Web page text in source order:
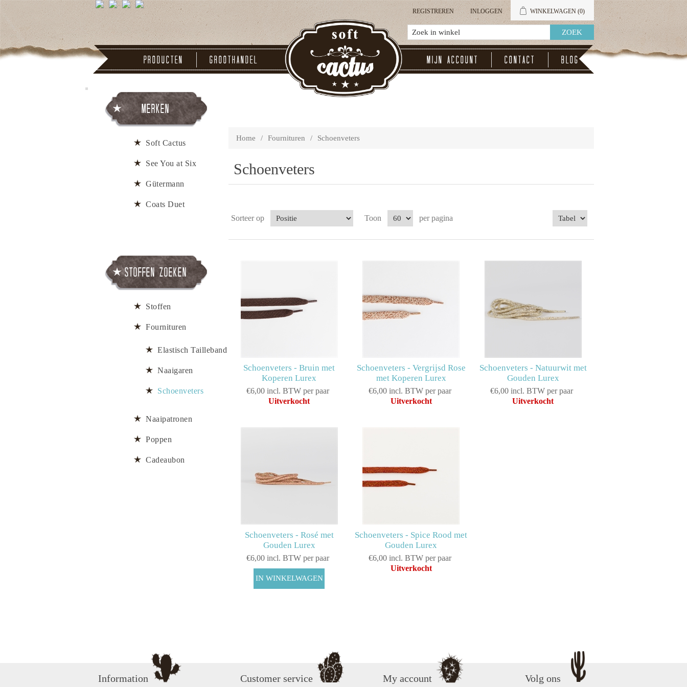
REGISTREREN INLOGGEN WINKELWAGEN (0)
Producten Groothandel Mijn account Contact Blog
Home / Fournituren / Schoenveters
Schoenveters
Sorteer op Toon per pagina
Schoenveters - Bruin met
Koperen Lurex
€6,00 incl. BTW per paar
Uitverkocht
Schoenveters - Vergrijsd Rose
met Koperen Lurex
€6,00 incl. BTW per paar
Uitverkocht
Schoenveters - Natuurwit met
Gouden Lurex
€6,00 incl. BTW per paar
Uitverkocht
Schoenveters - Rosé met
Gouden Lurex
€6,00 incl. BTW per paar
Schoenveters - Spice Rood met
Gouden Lurex
€6,00 incl. BTW per paar
Uitverkocht
Merken
Soft Cactus
See You at Six
Gütermann
Coats Duet
Stoffen zoeken
Stoffen
Fournituren
Elastisch Tailleband
Naaigaren
Schoenveters
Naaipatronen
Poppen
Cadeaubon
Information Customer service My account Volg ons